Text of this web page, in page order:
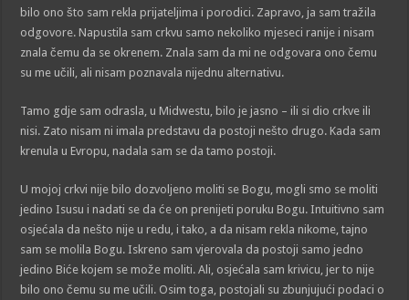
bilo ono što sam rekla prijateljima i porodici. Zapravo, ja sam tražila
odgovore. Napustila sam crkvu samo nekoliko mjeseci ranije i nisam
znala čemu da se okrenem. Znala sam da mi ne odgovara ono čemu
su me učili, ali nisam poznavala nijednu alternativu.
Tamo gdje sam odrasla, u Midwestu, bilo je jasno – ili si dio crkve ili
nisi. Zato nisam ni imala predstavu da postoji nešto drugo. Kada sam
krenula u Evropu, nadala sam se da tamo postoji.
U mojoj crkvi nije bilo dozvoljeno moliti se Bogu, mogli smo se moliti
jedino Isusu i nadati se da će on prenijeti poruku Bogu. Intuitivno sam
osjećala da nešto nije u redu, i tako, a da nisam rekla nikome, tajno
sam se molila Bogu. Iskreno sam vjerovala da postoji samo jedno
jedino Biće kojem se može moliti. Ali, osjećala sam krivicu, jer to nije
bilo ono čemu su me učili. Osim toga, postojali su zbunjujući podaci o